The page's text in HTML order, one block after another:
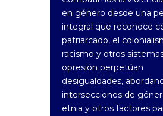
en género desde una
integral que reconoce
patriarcado, el
racismo y otros
opresión perpetúan
desigualdades,
intersecciones de
etnia y otros factores